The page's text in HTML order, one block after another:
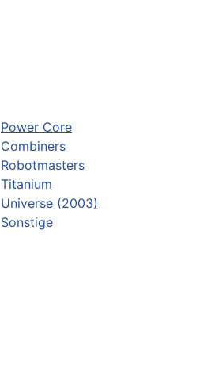
Power Core
Combiners
Robotmasters
Titanium
Universe (2003)
Sonstige